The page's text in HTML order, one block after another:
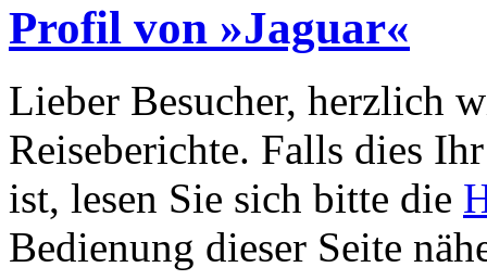
Profil von »Jaguar«
Lieber Besucher, herzlich
Reiseberichte. Falls dies
ist, lesen Sie sich bitte die
Bedienung dieser Seite